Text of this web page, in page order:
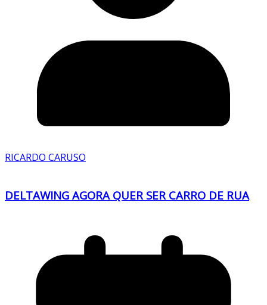
RICARDO CARUSO
DELTAWING AGORA QUER SER CARRO DE RUA